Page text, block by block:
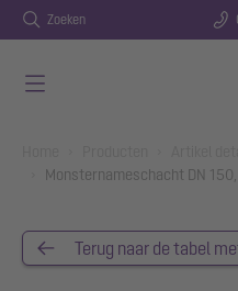
Zoeken
Monsternameschacht DN
Terug naar de tabel